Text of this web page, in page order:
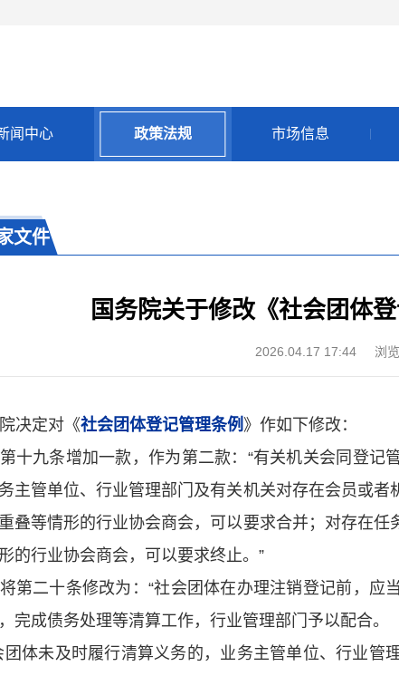
闻中心 政策法规 市场信息
文件
国务院关于修改《社会团体
2026.04.17 17:44 浏
决定对《社会团体登记管理条例》作如下修改：
第十九条增加一款，作为第二款： “有关机关会同登记
主管单位、行业管理部门及有关机关对存在会员或者
叠等情形的行业协会商会，可以要求合并；对存在
的行业协会商会，可以要求终止。 ”
将第二十条修改为： “社会团体在办理注销登记前，应
完成债务处理等清算工作，行业管理部门予以配合。
团体未及时履行清算义务的，业务主管单位、行业管